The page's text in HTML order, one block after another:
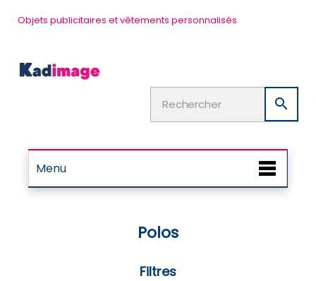
Objets publicitaires et vêtements personnalisés

Menu
Polos
Filtres